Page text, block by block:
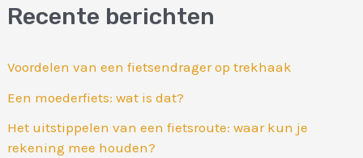
Recente berichten
Voordelen van een fietsendrager op trekhaak
Een moederfiets: wat is dat?
Het uitstippelen van een fietsroute: waar kun je
rekening mee houden?